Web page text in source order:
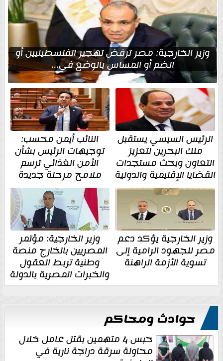
وزير الخارجية: مصر ترفض تهجير الفلسطينيين أو
الضم أو المساس بالوضع في...
الرئيس السيسي يستقبل
ملك البحرين لتعزيز
التعاون وبحث مستجدات
القضايا الإقليمية والدولية
النائب أيمن محسب:
توجيهات الرئيس بشأن
الأمن الغذائي ترسم
ملامح مرحلة جديدة
وزير الخارجية يؤكد دعم
مصر للجهود الرامية إلى
تسوية الأزمة الراهنة
وزير الخارجية: مؤتمر
المصريين بالخارج منصة
وطنية تربط العقول
والخبرات المصرية بالدولة
حوادث ومحاكم
حبس 4 متهمين بقتل عامل خلال
محاولة سرقة دراجة نارية في